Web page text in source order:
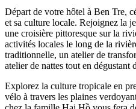
Départ de votre hôtel à Ben Tre,
et sa culture locale. Rejoignez la
une croisière pittoresque sur la
activités locales le long de la
traditionnelle, un atelier de
atelier de nattes tout en dégustant
Explorez la culture tropicale en
vélo à travers les plaines